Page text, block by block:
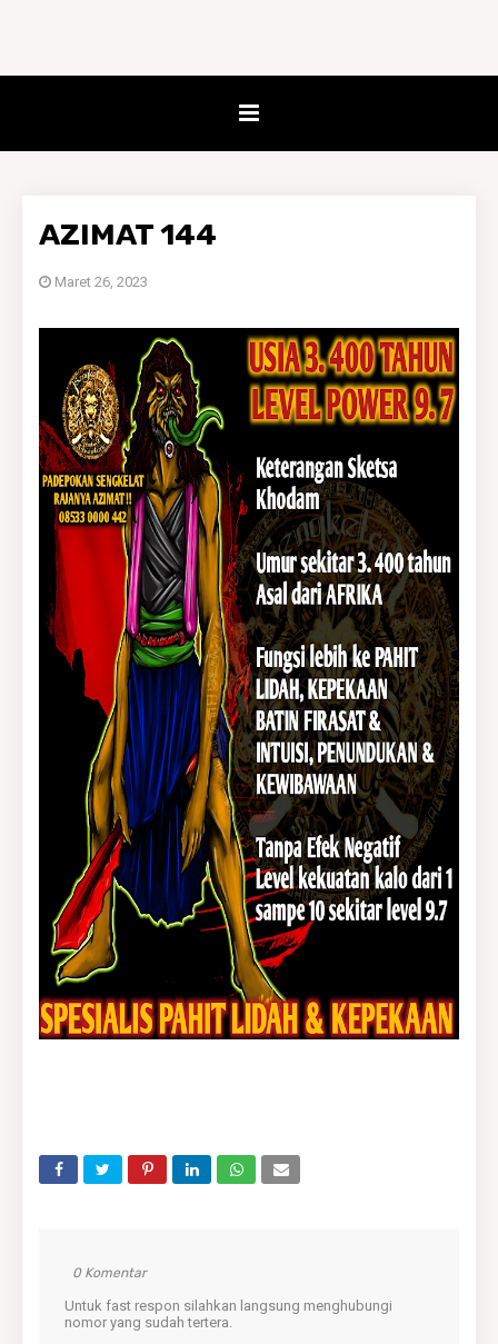
AZIMAT 144
Maret 26, 2023
0 Komentar
Untuk fast respon silahkan langsung menghubungi
nomor yang sudah tertera.